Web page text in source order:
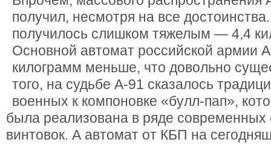
получил, несмотря на все
получилось слишком тяжелым — 4,4
Основной автомат российской армии
килограмм меньше, что довольно
того, на судьбе А-91 сказалось
военных к компоновке «булл-пап»,
была реализована в ряде современных
винтовок. А автомат от КБП на